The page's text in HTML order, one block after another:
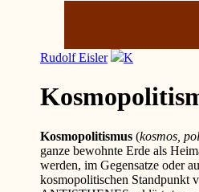
Rudolf Eisler K
Kosmopolitismus (kosmos,
ganze bewohnte Erde als
werden, im Gegensatze oder
kosmopolitischen Standpunkt